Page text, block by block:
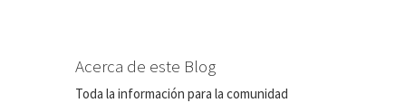
Acerca de este Blog
Toda la información para la comunidad